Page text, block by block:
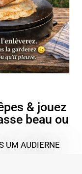
& jouez
beau ou
UM AUDIERNE